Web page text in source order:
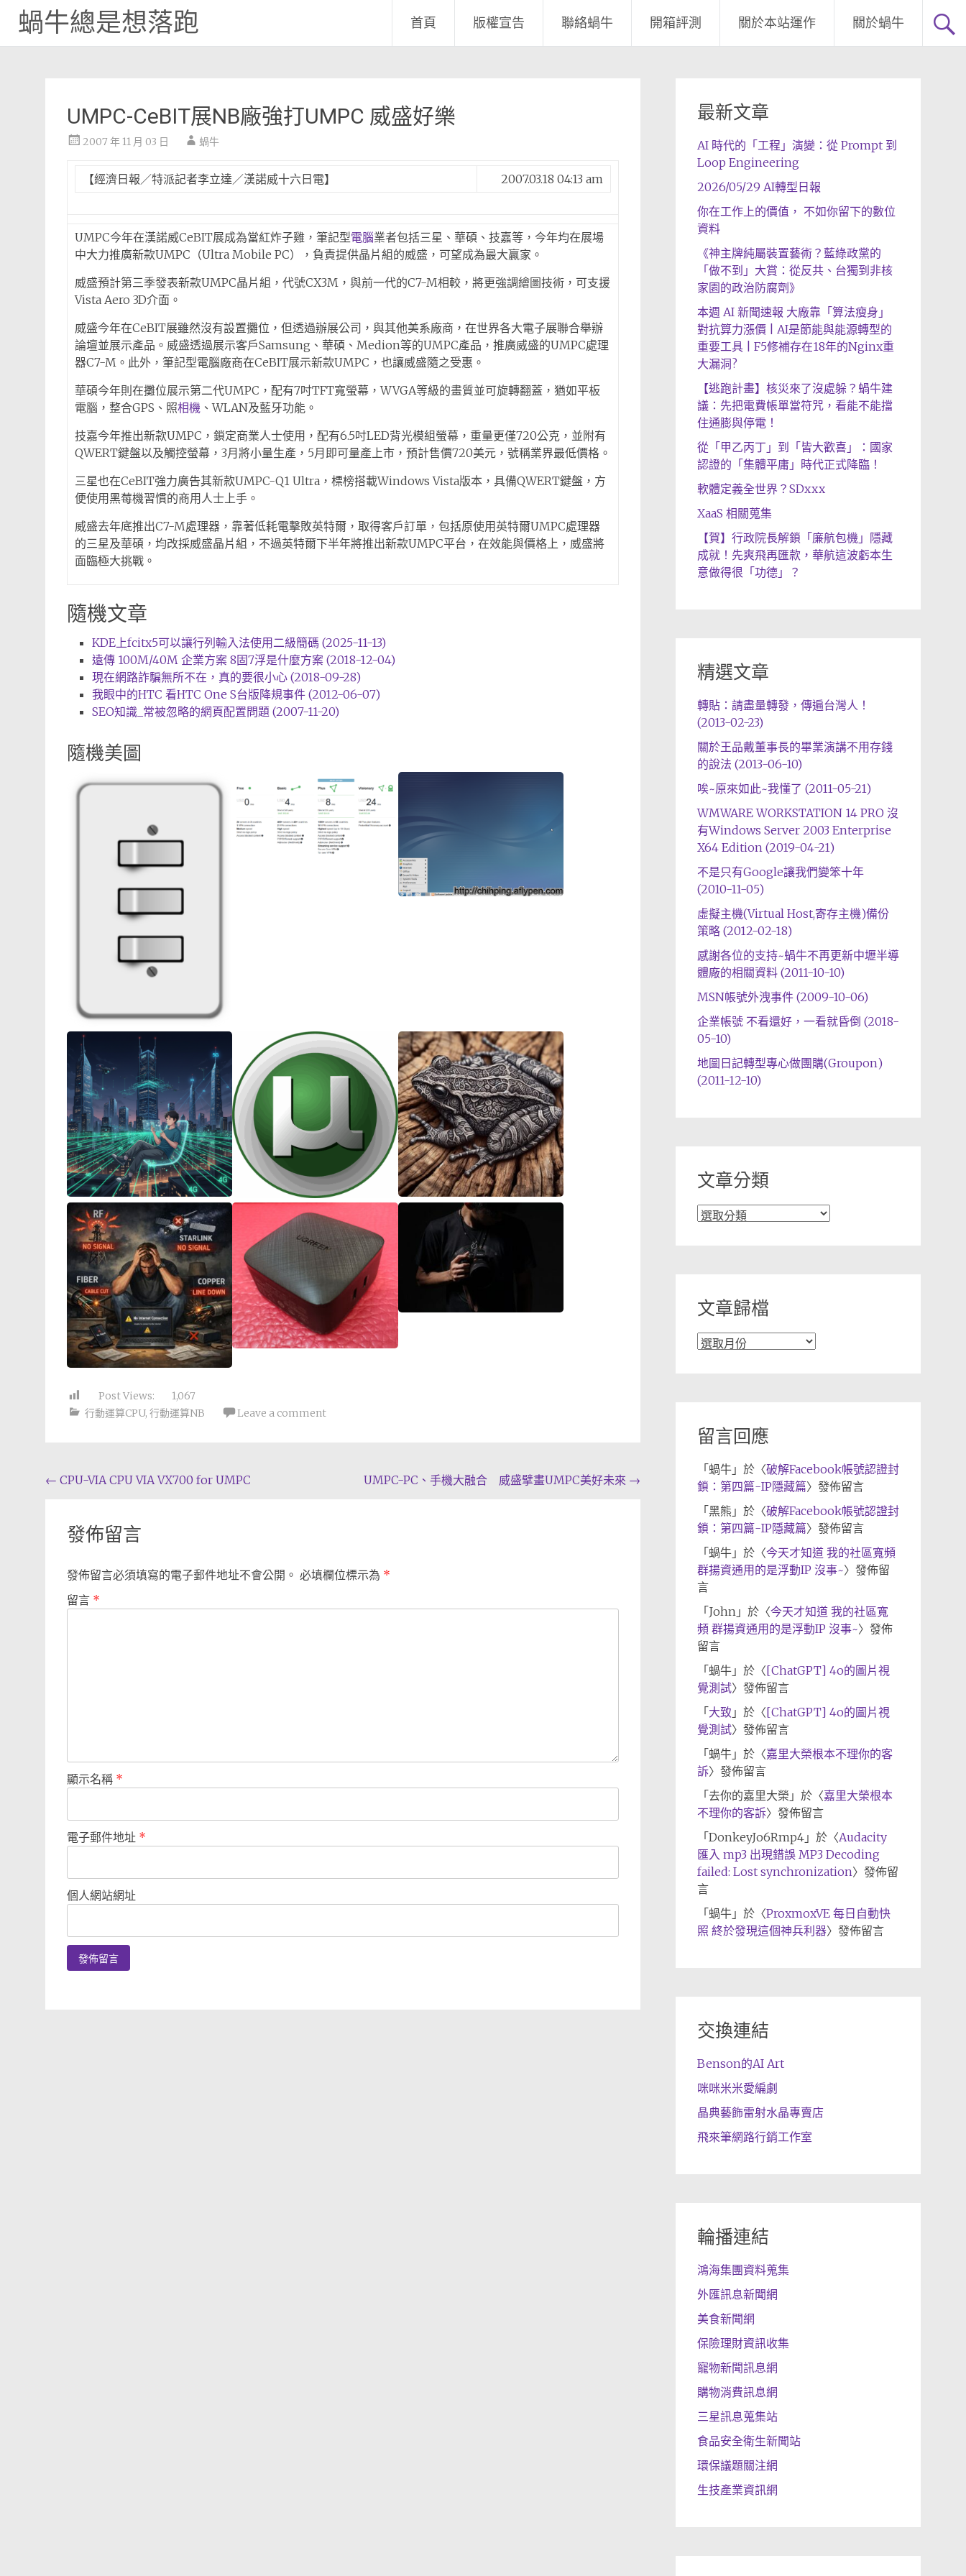
蝸牛總是想落跑 首頁 版權宣告 聯絡蝸牛 開箱評測 關於本站運作 關於蝸牛
UMPC-CeBIT展NB廠強打UMPC 威盛好樂
2007 年 11 月 03 日 蝸牛
【經濟日報／特派記者李立達／漢諾威十六日電】 2007.03.18 04:13 am
UMPC今年在漢諾威CeBIT展成為當紅炸子雞，筆記型電腦業者包括三星、華碩、技嘉等，今年均在展場
中大力推廣新款UMPC（Ultra Mobile PC），負責提供晶片組的威盛，可望成為最大贏家。
威盛預計第三季發表新款UMPC晶片組，代號CX3M，與前一代的C7-M相較，將更強調繪圖技術，可支援
Vista Aero 3D介面。
威盛今年在CeBIT展雖然沒有設置攤位，但透過辦展公司，與其他美系廠商，在世界各大電子展聯合舉辦
論壇並展示產品。威盛透過展示客戶Samsung、華碩、Medion等的UMPC產品，推廣威盛的UMPC處理
器C7-M。此外，筆記型電腦廠商在CeBIT展示新款UMPC，也讓威盛隨之受惠。
華碩今年則在攤位展示第二代UMPC，配有7吋TFT寬螢幕，WVGA等級的畫質並可旋轉翻蓋，猶如平板
電腦，整合GPS、照相機 、WLAN及藍牙功能。
技嘉今年推出新款UMPC，鎖定商業人士使用，配有6.5吋LED背光模組螢幕，重量更僅720公克，並附有
QWERT鍵盤以及觸控螢幕，3月將小量生產，5月即可量產上市，預計售價720美元，號稱業界最低價格。
三星也在CeBIT強力廣告其新款UMPC-Q1 Ultra，標榜搭載Windows Vista版本，具備QWERT鍵盤，方
便使用黑莓機習慣的商用人士上手。
威盛去年底推出C7-M處理器，靠著低耗電擊敗英特爾，取得客戶訂單，包括原使用英特爾UMPC處理器
的三星及華碩，均改採威盛晶片組，不過英特爾下半年將推出新款UMPC平台，在效能與價格上，威盛將
面臨極大挑戰。
隨機文章
KDE上fcitx5可以讓行列輸入法使用二級簡碼 (2025-11-13)
遠傳 100M/40M 企業方案 8固7浮是什麼方案 (2018-12-04)
現在網路詐騙無所不在，真的要很小心 (2018-09-28)
我眼中的HTC 看HTC One S台版降規事件 (2012-06-07)
SEO知識_常被忽略的網頁配置問題 (2007-11-20)
隨機美圖
Post Views:
1,067
行動運算CPU, 行動運算NB Leave a comment
Post
← CPU-VIA CPU VIA VX700 for UMPC UMPC-PC、手機大融合 威盛擘畫UMPC美好未來 →
發佈留言
發佈留言必須填寫的電子郵件地址不會公開。 必填欄位標示為 *
留言 *
顯示名稱 *
電子郵件地址 *
個人網站網址
最新文章
AI 時代的「工程」演變：從 Prompt 到
Loop Engineering
2026/05/29 AI轉型日報
你在工作上的價值， 不如你留下的數位
資料
《神主牌純屬裝置藝術？藍綠政黨的
「做不到」大賞：從反共、台獨到非核
家園的政治防腐劑》
本週 AI 新聞速報 大廠靠「算法瘦身」
對抗算力漲價 | AI是節能與能源轉型的
重要工具 | F5修補存在18年的Nginx重
大漏洞?
【逃跑計畫】核災來了沒處躲？蝸牛建
議：先把電費帳單當符咒，看能不能擋
住通膨與停電！
從「甲乙丙丁」到「皆大歡喜」：國家
認證的「集體平庸」時代正式降臨！
軟體定義全世界？SDxxx
XaaS 相關蒐集
【賀】行政院長解鎖「廉航包機」隱藏
成就！先爽飛再匯款，華航這波虧本生
意做得很「功德」？
精選文章
轉貼：請盡量轉發，傳遍台灣人！
(2013-02-23)
關於王品戴董事長的畢業演講不用存錢
的說法 (2013-06-10)
唉~原來如此~我懂了 (2011-05-21)
WMWARE WORKSTATION 14 PRO 沒
有Windows Server 2003 Enterprise
X64 Edition (2019-04-21)
不是只有Google讓我們變笨十年
(2010-11-05)
虛擬主機(Virtual Host,寄存主機)備份
策略 (2012-02-18)
感謝各位的支持~蝸牛不再更新中壢半導
體廠的相關資料 (2011-10-10)
MSN帳號外洩事件 (2009-10-06)
企業帳號 不看還好，一看就昏倒 (2018-
05-10)
地圖日記轉型專心做團購(Groupon)
(2011-12-10)
文章分類
文
文章歸檔
文
留言回應
「 蝸牛」於〈破解Facebook帳號認證封
鎖：第四篇-IP隱藏篇〉發佈留言
「 黑熊 」於〈破解Facebook帳號認證封
鎖：第四篇-IP隱藏篇〉發佈留言
「 蝸牛」於〈今天才知道 我的社區寬頻
群揚資通用的是浮動IP 沒事~〉發佈留
言
「 John」於〈今天才知道 我的社區寬
頻 群揚資通用的是浮動IP 沒事~〉發佈
留言
「 蝸牛」於〈[ChatGPT] 4o的圖片視
覺測試〉發佈留言
「 大致 」於〈[ChatGPT] 4o的圖片視
覺測試〉發佈留言
「 蝸牛」於〈嘉里大榮根本不理你的客
訴〉發佈留言
「 去你的嘉里大榮 」於〈嘉里大榮根本
不理你的客訴〉發佈留言
「 DonkeyJo6Rmp4」於〈Audacity
匯入 mp3 出現錯誤 MP3 Decoding
failed: Lost synchronization〉發佈留
言
「 蝸牛」於〈ProxmoxVE 每日自動快
照 終於發現這個神兵利器〉發佈留言
交換連結
Benson的AI Art
咪咪米米愛編劇
晶典藝飾雷射水晶專賣店
飛來筆網路行銷工作室
輪播連結
鴻海集團資料蒐集
外匯訊息新聞網
美食新聞網
保險理財資訊收集
寵物新聞訊息網
購物消費訊息網
三星訊息蒐集站
食品安全衛生新聞站
環保議題關注網
生技產業資訊網